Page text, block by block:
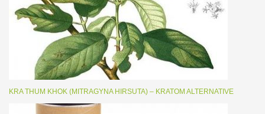
KRA THUM KHOK (MITRAGYNA HIRSUTA) – KRATOM ALTERNATIVE